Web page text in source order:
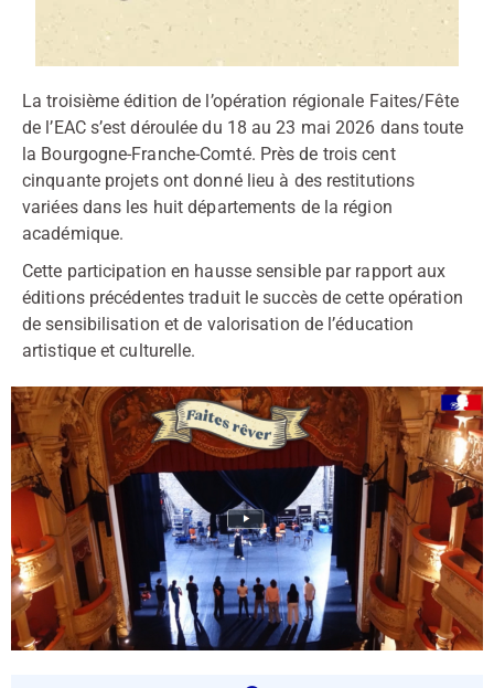
La troisième édition de l’opération régionale Faites/Fête
de l’EAC s’est déroulée du 18 au 23 mai 2026 dans toute
la Bourgogne-Franche-Comté. Près de trois cent
cinquante projets ont donné lieu à des restitutions
variées dans les huit départements de la région
académique.
Cette participation en hausse sensible par rapport aux
éditions précédentes traduit le succès de cette opération
de sensibilisation et de valorisation de l’éducation
artistique et culturelle.